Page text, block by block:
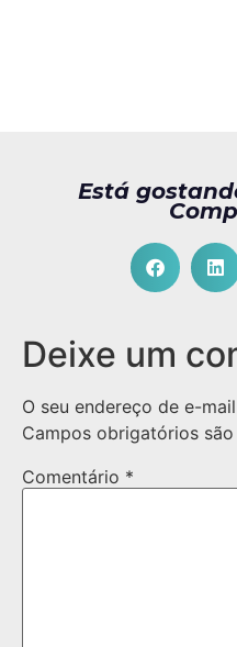
Está
Deixe um
O seu endereço de e-
Campos obrigatórios
Comentário *